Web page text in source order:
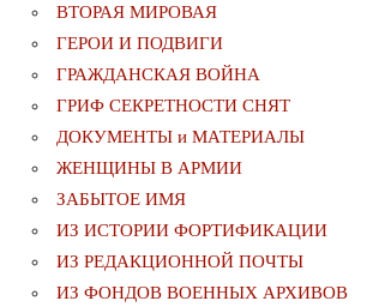
ВТОРАЯ МИРОВАЯ
ГЕРОИ И ПОДВИГИ
ГРАЖДАНСКАЯ ВОЙНА
ГРИФ СЕКРЕТНОСТИ СНЯТ
ДОКУМЕНТЫ и МАТЕРИАЛЫ
ЖЕНЩИНЫ В АРМИИ
ЗАБЫТОЕ ИМЯ
ИЗ ИСТОРИИ ФОРТИФИКАЦИИ
ИЗ РЕДАКЦИОННОЙ ПОЧТЫ
ИЗ ФОНДОВ ВОЕННЫХ АРХИВОВ